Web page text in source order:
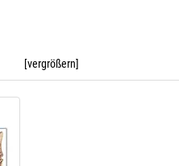
[vergrößern]